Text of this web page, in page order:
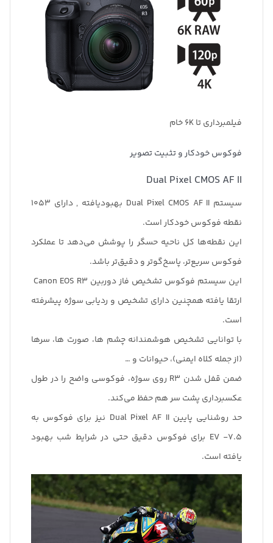
فیلمبرداری تا 6K خام
فوکوس خودکار و تثبیت تصویر
Dual Pixel CMOS AF II
سیستم Dual Pixel CMOS AF II بهبودیافته , دارای 1053
نقطه فوکوس خودکار است.
این نقطه‌ها کل ناحیه حسگر را پوشش می‌دهد تا عملکرد
فوکوس سریع‌تر، پاسخ‌گوتر و دقیق‌تر باشد.
ارتقا یافته همچنین دارای تشخیص و ردیابی سوژه پیشرفته
است.
با توانایی تشخیص هوشمندانه چشم ها، صورت ها، سرها
(از جمله کلاه ایمنی)، حیوانات و …
ضمن قفل شدن R3 روی سوژه، فوکوسی واضح را در طول
عکسبرداری پشت سر هم حفظ می‌کند.
حد روشنایی پایین Dual Pixel AF II نیز برای فوکوس به
7.5- EV برای فوکوس دقیق حتی در شرایط شب بهبود
یافته است.